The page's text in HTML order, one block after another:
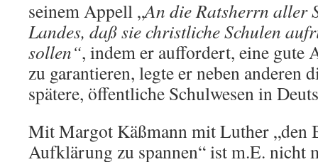
seinem Appell „An die Ratsherrn aller
Landes, daß sie christliche Schulen
sollen“, indem er auffordert, eine gute
zu garantieren, legte er neben anderen
spätere, öffentliche Schulwesen in
Mit Margot Käßmann mit Luther „den
Aufklärung zu spannen“ ist m.E. nicht